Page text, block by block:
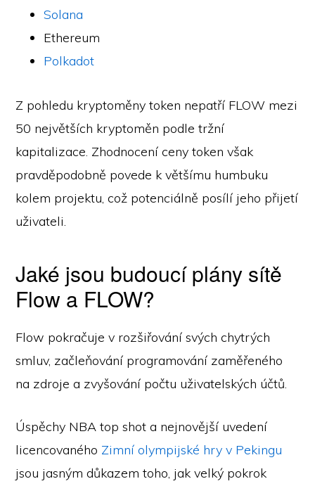
Solana
Ethereum
Polkadot
Z pohledu kryptoměny token nepatří FLOW mezi
50 největších kryptoměn podle tržní
kapitalizace. Zhodnocení ceny token však
pravděpodobně povede k většímu humbuku
kolem projektu, což potenciálně posílí jeho přijetí
uživateli.
Jaké jsou budoucí plány sítě
Flow a FLOW?
Flow pokračuje v rozšiřování svých chytrých
smluv, začleňování programování zaměřeného
na zdroje a zvyšování počtu uživatelských účtů.
Úspěchy NBA top shot a nejnovější uvedení
licencovaného Zimní olympijské hry v Pekingu
jsou jasným důkazem toho, jak velký pokrok